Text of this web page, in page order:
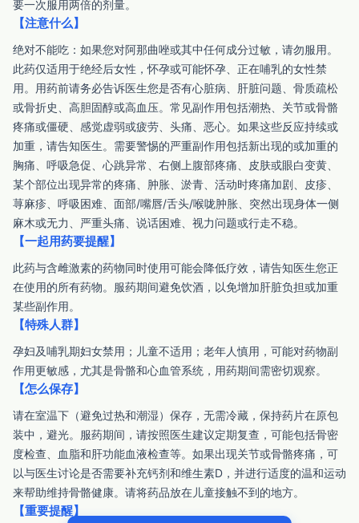
要一次服用两倍的剂量。
【注意什么】
绝对不能吃：如果您对阿那曲唑或其中任何成分过敏，请勿服用。
此药仅适用于绝经后女性，怀孕或可能怀孕、正在哺乳的女性禁
用。用药前请务必告诉医生您是否有心脏病、肝脏问题、骨质疏松
或骨折史、高胆固醇或高血压。常见副作用包括潮热、关节或骨骼
疼痛或僵硬、感觉虚弱或疲劳、头痛、恶心。如果这些反应持续或
加重，请告知医生。需要警惕的严重副作用包括新出现的或加重的
胸痛、呼吸急促、心跳异常、右侧上腹部疼痛、皮肤或眼白变黄、
某个部位出现异常的疼痛、肿胀、淤青、活动时疼痛加剧、皮疹、
荨麻疹、呼吸困难、面部/嘴唇/舌头/喉咙肿胀、突然出现身体一侧
麻木或无力、严重头痛、说话困难、视力问题或行走不稳。
【一起用药要提醒】
此药与含雌激素的药物同时使用可能会降低疗效，请告知医生您正
在使用的所有药物。服药期间避免饮酒，以免增加肝脏负担或加重
某些副作用。
【特殊人群】
孕妇及哺乳期妇女禁用；儿童不适用；老年人慎用，可能对药物副
作用更敏感，尤其是骨骼和心血管系统，用药期间需密切观察。
【怎么保存】
请在室温下（避免过热和潮湿）保存，无需冷藏，保持药片在原包
装中，避光。服药期间，请按照医生建议定期复查，可能包括骨密
度检查、血脂和肝功能血液检查等。如果出现关节或骨骼疼痛，可
以与医生讨论是否需要补充钙剂和维生素D，并进行适度的温和运动
来帮助维持骨骼健康。请将药品放在儿童接触不到的地方。
【重要提醒】